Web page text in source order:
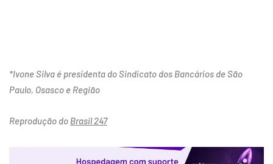
*Ivone Silva é presidenta do Sindicato dos Bancários de São
Paulo, Osasco e Região
Reprodução do Brasil 247